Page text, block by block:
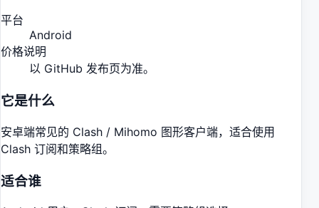
平台
Android
价格说明
以 GitHub 发布页为准。
它是什么
安卓端常见的 Clash / Mihomo 图形客户端，适合使用
Clash 订阅和策略组。
适合谁